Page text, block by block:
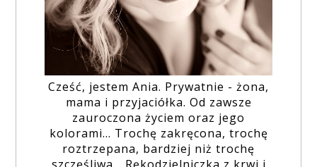
Cześć, jestem Ania. Prywatnie - żona,
mama i przyjaciółka. Od zawsze
zauroczona życiem oraz jego
kolorami... Trochę zakręcona, trochę
roztrzepana, bardziej niż trochę